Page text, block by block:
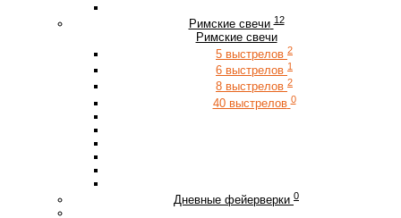
Римские свечи 12
Римские свечи
5 выстрелов 2
6 выстрелов 1
8 выстрелов 2
40 выстрелов 0
Дневные фейерверки 0